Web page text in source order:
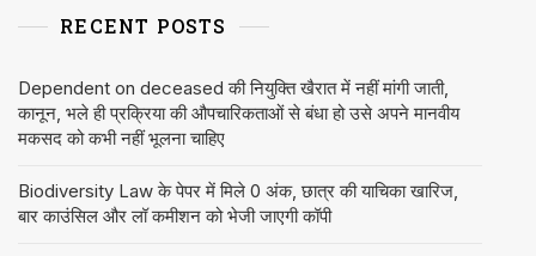
RECENT POSTS
Dependent on deceased की नियुक्ति खैरात में नहीं मांगी जाती,
कानून, भले ही प्रक्रिया की औपचारिकताओं से बंधा हो उसे अपने मानवीय
मकसद को कभी नहीं भूलना चाहिए
Biodiversity Law के पेपर में मिले 0 अंक, छात्र की याचिका खारिज,
बार काउंसिल और लॉ कमीशन को भेजी जाएगी कॉपी